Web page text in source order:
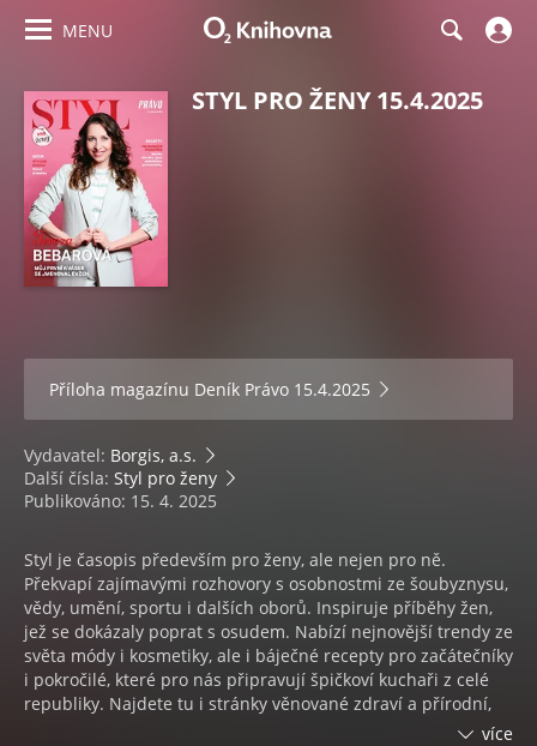
MENU
STYL PRO ŽENY 15.4.2025
Příloha magazínu Deník Právo 15.4.2025
Vydavatel: Borgis, a.s.
Další čísla: Styl pro ženy
Publikováno: 15. 4. 2025
Styl je časopis především pro ženy, ale nejen pro ně.
Překvapí zajímavými rozhovory s osobnostmi ze šoubyznysu,
vědy, umění, sportu i dalších oborů. Inspiruje příběhy žen,
jež se dokázaly poprat s osudem. Nabízí nejnovější trendy ze
světa módy i kosmetiky, ale i báječné recepty pro začátečníky
i pokročilé, které pro nás připravují špičkoví kuchaři z celé
republiky. Najdete tu i stránky věnované zdraví a přírodní,
zejména bylinné medicíně se spoustou praktických tipů, jak
více